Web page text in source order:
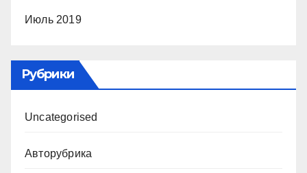
Июль 2019
Рубрики
Uncategorised
Авторубрика